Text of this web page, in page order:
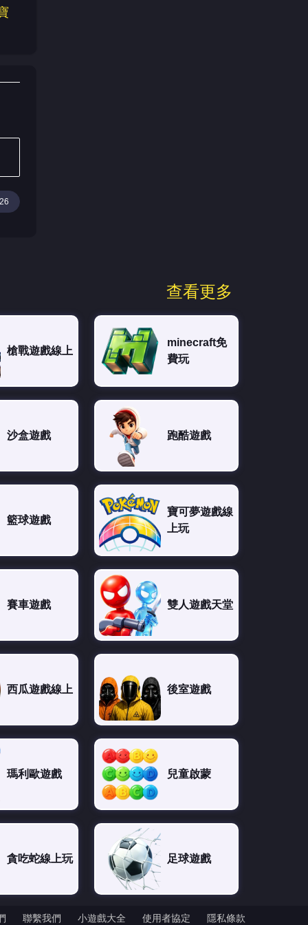
查看更多
槍戰遊戲線上
minecraft免
費玩
沙盒遊戲 跑酷遊戲
籃球遊戲
寶可夢遊戲線
上玩
賽車遊戲 雙人遊戲天堂
西瓜遊戲線上 後室遊戲
瑪利歐遊戲 兒童啟蒙
貪吃蛇線上玩 足球遊戲
聯繫我們 小遊戲大全 使用者協定 隱私條款